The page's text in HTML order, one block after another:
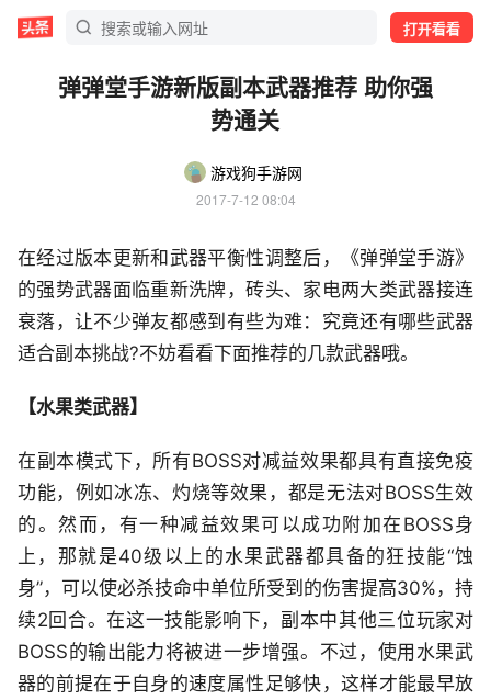
打开看看
弹弹堂手游新版副本武器推荐 助你强
势通关
游戏狗手游网
2017-7-12 08:04
在经过版本更新和武器平衡性调整后，《弹弹堂手游》
的强势武器面临重新洗牌，砖头、家电两大类武器接连
衰落，让不少弹友都感到有些为难：究竟还有哪些武器
适合副本挑战?不妨看看下面推荐的几款武器哦。
【水果类武器】
在副本模式下，所有BOSS对减益效果都具有直接免疫
功能，例如冰冻、灼烧等效果，都是无法对BOSS生效
的。然而，有一种减益效果可以成功附加在BOSS身
上，那就是40级以上的水果武器都具备的狂技能“蚀
身”，可以使必杀技命中单位所受到的伤害提高30%，持
续2回合。在这一技能影响下，副本中其他三位玩家对
BOSS的输出能力将被进一步增强。不过，使用水果武
器的前提在于自身的速度属性足够快，这样才能最早放